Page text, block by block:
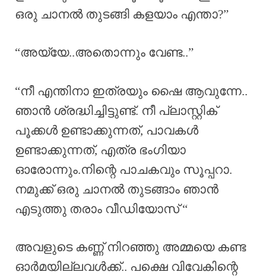
ഒരു ചാനൽ തുടങ്ങി കളയാം എന്താ?”
“അയ്യേ..അതൊന്നും വേണ്ട..”
“നീ എന്തിനാ ഇത്രയും ഷൈ ആവുന്നേ..
ഞാൻ ശ്രദ്ധിച്ചിട്ടുണ്ട്. നീ പ്ലാസ്റ്റിക്
പൂക്കൾ ഉണ്ടാക്കുന്നത്, പാവകൾ
ഉണ്ടാക്കുന്നത്, എത്ര ഭംഗിയാ
ഓരോന്നും.നിന്റെ പാചകവും സൂപ്പറാ.
നമുക്ക് ഒരു ചാനൽ തുടങ്ങാം ഞാൻ
എടുത്തു തരാം വീഡിയോസ് “
അവളുടെ കണ്ണ് നിറഞ്ഞു അമ്മയെ കണ്ട
ഓർമയില്ലവൾക്ക്.. പക്ഷെ വിവേകിന്റെ